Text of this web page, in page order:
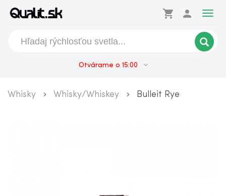
Otvárame o 15:00
shopping_cart person
Whisky Whisky/Whiskey Bulleit Rye